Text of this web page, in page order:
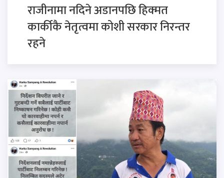
राजीनामा नदिने अडानपछि हिक्मत
कार्कीकै नेतृत्वमा कोशी सरकार निरन्तर
रहने